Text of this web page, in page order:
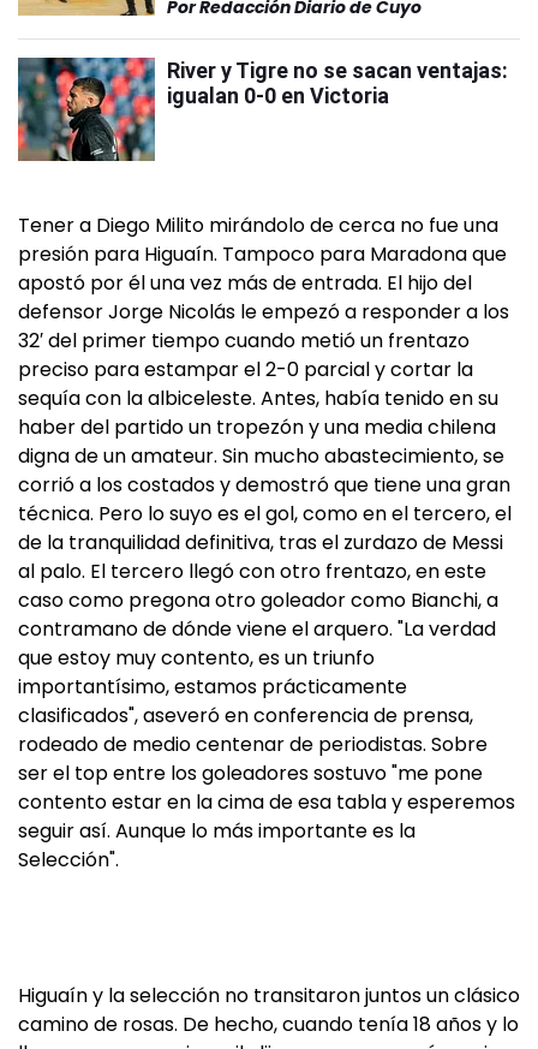
PorRedacción Diario de Cuyo
River y Tigre no se sacan ventajas:
igualan 0-0 en Victoria
Tener a Diego Milito mirándolo de cerca no fue una
presión para Higuaín. Tampoco para Maradona que
apostó por él una vez más de entrada. El hijo del
defensor Jorge Nicolás le empezó a responder a los
32′ del primer tiempo cuando metió un frentazo
preciso para estampar el 2-0 parcial y cortar la
sequía con la albiceleste. Antes, había tenido en su
haber del partido un tropezón y una media chilena
digna de un amateur. Sin mucho abastecimiento, se
corrió a los costados y demostró que tiene una gran
técnica. Pero lo suyo es el gol, como en el tercero, el
de la tranquilidad definitiva, tras el zurdazo de Messi
al palo. El tercero llegó con otro frentazo, en este
caso como pregona otro goleador como Bianchi, a
contramano de dónde viene el arquero. "La verdad
que estoy muy contento, es un triunfo
importantísimo, estamos prácticamente
clasificados", aseveró en conferencia de prensa,
rodeado de medio centenar de periodistas. Sobre
ser el top entre los goleadores sostuvo "me pone
contento estar en la cima de esa tabla y esperemos
seguir así. Aunque lo más importante es la
Selección".
Higuaín y la selección no transitaron juntos un clásico
camino de rosas. De hecho, cuando tenía 18 años y lo